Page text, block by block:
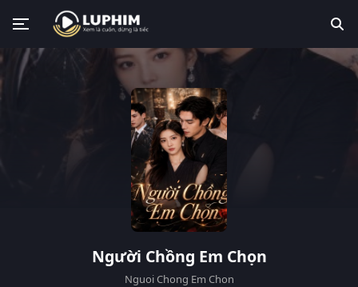
Người Chồng Em Chọn
Nguoi Chong Em Chon